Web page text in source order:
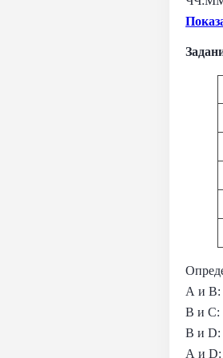
A и B:
B и C:
B и D:
A и D: